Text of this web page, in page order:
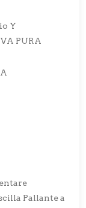
Y
PURA
Pallante a